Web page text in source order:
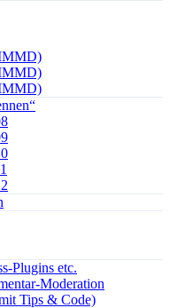
Plugins etc.
Moderation
Tips & Code)